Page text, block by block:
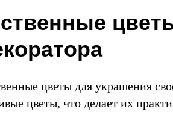
цветы для украшения
цветы, что делает их